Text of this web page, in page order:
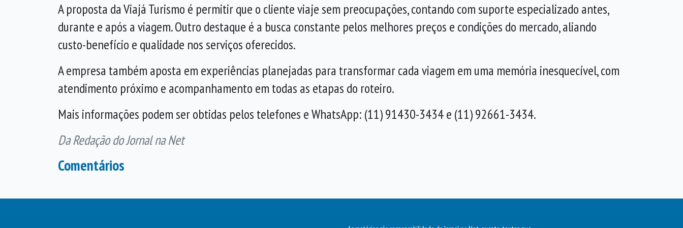
A proposta da Viajá Turismo é permitir que o cliente viaje sem preocupações, contando com suporte especializado antes,
durante e após a viagem. Outro destaque é a busca constante pelos melhores preços e condições do mercado, aliando
custo-benefício e qualidade nos serviços oferecidos.
A empresa também aposta em experiências planejadas para transformar cada viagem em uma memória inesquecível, com
atendimento próximo e acompanhamento em todas as etapas do roteiro.
Mais informações podem ser obtidas pelos telefones e WhatsApp: (11) 91430-3434 e (11) 92661-3434.
Da Redação do Jornal na Net
Comentários